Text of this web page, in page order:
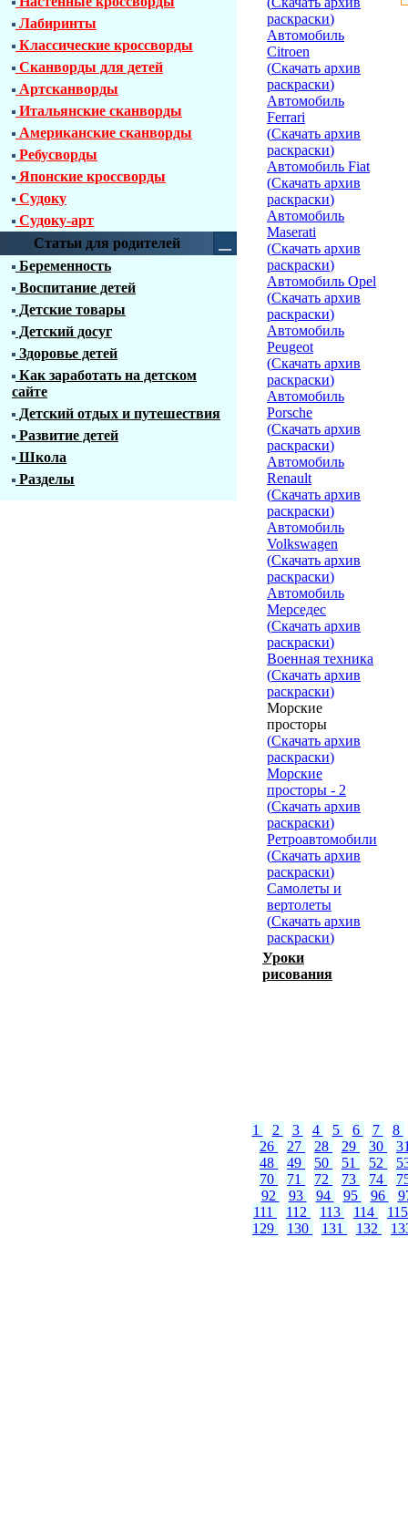
Лабиринты
Классические кроссворды
Сканворды для детей
Артсканворды
Итальянские сканворды
Американские сканворды
Ребусворды
Японские кроссворды
Судоку
Судоку-арт
Статьи для родителей
Беременность
Воспитание детей
Детские товары
Детский досуг
Здоровье детей
Как заработать на детском
сайте
Детский отдых и путешествия
Развитие детей
Школа
Разделы
раскраски)
Автомобиль
Citroen
(Скачать архив
раскраски)
Автомобиль
Ferrari
(Скачать архив
раскраски)
Автомобиль Fiat
(Скачать архив
раскраски)
Автомобиль
Maserati
(Скачать архив
раскраски)
Автомобиль Opel
(Скачать архив
раскраски)
Автомобиль
Peugeot
(Скачать архив
раскраски)
Автомобиль
Porsche
(Скачать архив
раскраски)
Автомобиль
Renault
(Скачать архив
раскраски)
Автомобиль
Volkswagen
(Скачать архив
раскраски)
Автомобиль
Мерседес
(Скачать архив
раскраски)
Военная техника
(Скачать архив
раскраски)
Морские
просторы
(Скачать архив
раскраски)
Морские
просторы - 2
(Скачать архив
раскраски)
Ретроавтомобили
(Скачать архив
раскраски)
Самолеты и
вертолеты
(Скачать архив
раскраски)
Уроки
рисования
1 2 3 4 5 6 7
8
26
27 28 29 30
48
49 50 51 52
70
71 72 73 74
92
93 94 95 96
111
112 113 114
129
130 131 132